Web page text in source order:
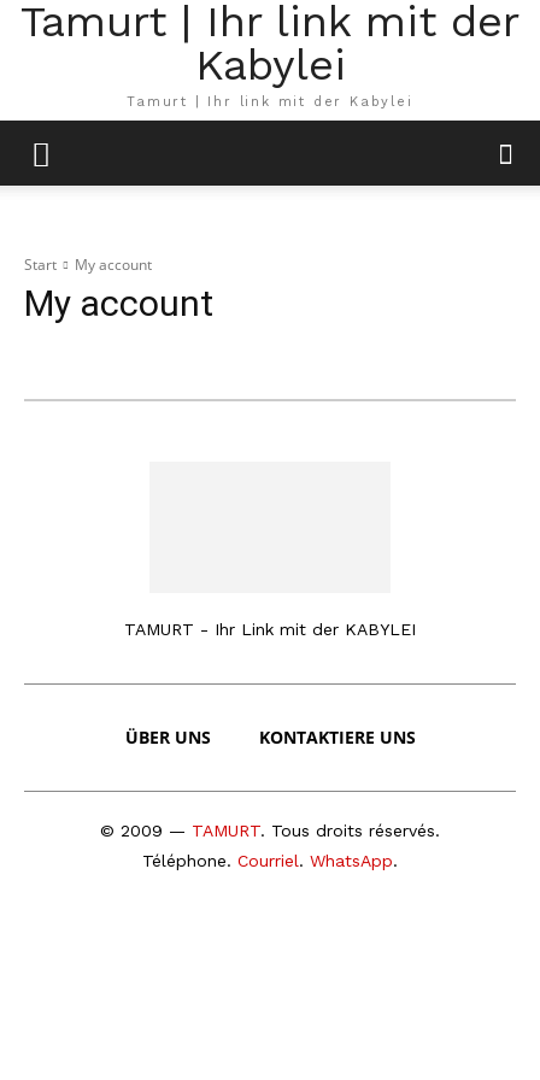
Tamurt | Ihr link mit der
Kabylei
Tamurt | Ihr link mit der Kabylei
Start My account
My account
TAMURT - Ihr Link mit der KABYLEI
ÜBER UNS KONTAKTIERE UNS
© 2009 — TAMURT. Tous droits réservés.
Téléphone. Courriel. WhatsApp.